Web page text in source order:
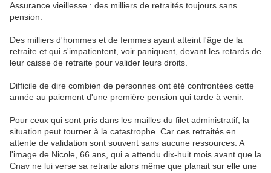
Assurance vieillesse : des milliers de retraités toujours sans
pension.
Des milliers d'hommes et de femmes ayant atteint l'âge de la
retraite et qui s'impatientent, voir paniquent, devant les retards de
leur caisse de retraite pour valider leurs droits.
Difficile de dire combien de personnes ont été confrontées cette
année au paiement d'une première pension qui tarde à venir.
Pour ceux qui sont pris dans les mailles du filet administratif, la
situation peut tourner à la catastrophe. Car ces retraités en
attente de validation sont souvent sans aucune ressources. A
l'image de Nicole, 66 ans, qui a attendu dix-huit mois avant que la
Cnav ne lui verse sa retraite alors même que planait sur elle une